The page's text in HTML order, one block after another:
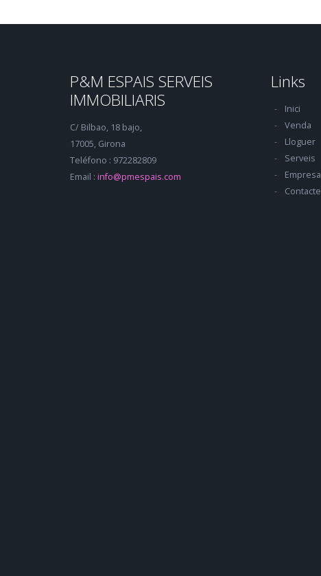
P&M ESPAIS SERVEIS
IMMOBILIARIS
C/ Bilbao, 18 bajo,
17005, Girona
Teléfono : 972282809
Email : info@pmespais.com
Links
Inici
Venda
Lloguer
Serveis
Empresa
Contacte